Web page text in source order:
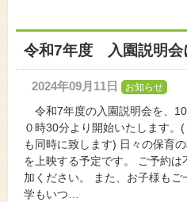
令和7年度 入園説明会
2024年09月11日 お知らせ
令和7年度の入園説明会を、
０時30分より開始いたします。
も同時に致します) 日々の保育
を上映する予定です。 ご予約
加ください。 また、お子様
学もいつ…